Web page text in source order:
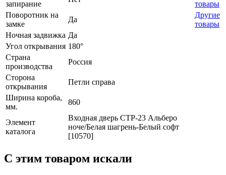
запирание
товары
Поворотник на
замке
Да
Другие
товары
Ночная задвижка Да
Угол открывания 180°
Страна
производства
Россия
Сторона
открывания
Петли справа
Ширина короба,
мм.
860
Элемент
каталога
Входная дверь СТР-23 Альберо
ноче/Белая шагрень-Белый софт
[10570]
C этим товаром искали